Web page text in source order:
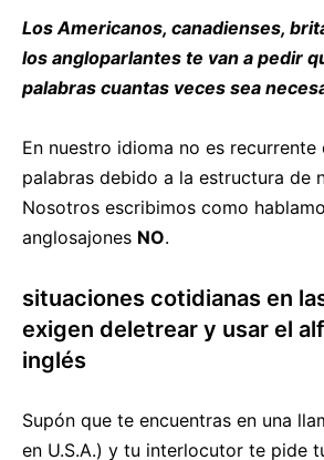
Los Americanos, canadienses,
los angloparlantes te van a pedir
palabras cuantas veces sea
En nuestro idioma no es recurrente
palabras debido a la estructura de
Nosotros escribimos como
anglosajones NO.
situaciones cotidianas en
exigen deletrear y usar el
inglés
Supón que te encuentras en una
en U.S.A.) y tu interlocutor te pide